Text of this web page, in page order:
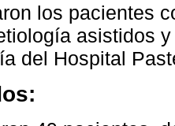
los pacientes
asistidos
del Hospital